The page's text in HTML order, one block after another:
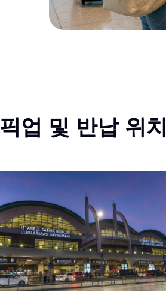
픽업 및 반납 위치